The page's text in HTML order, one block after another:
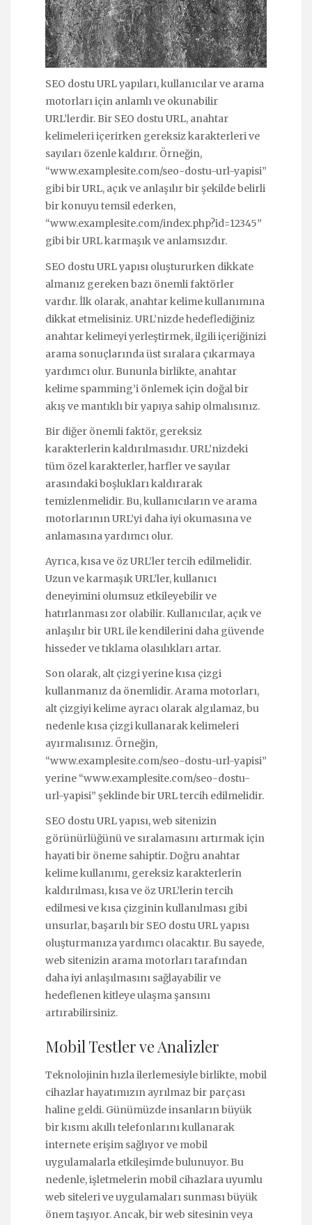
SEO dostu URL yapıları, kullanıcılar ve arama
motorları için anlamlı ve okunabilir
URL’lerdir. Bir SEO dostu URL, anahtar
kelimeleri içerirken gereksiz karakterleri ve
sayıları özenle kaldırır. Örneğin,
“www.examplesite.com/seo-dostu-url-yapisi”
gibi bir URL, açık ve anlaşılır bir şekilde belirli
bir konuyu temsil ederken,
“www.examplesite.com/index.php?id=12345”
gibi bir URL karmaşık ve anlamsızdır.
SEO dostu URL yapısı oluştururken dikkate
almanız gereken bazı önemli faktörler
vardır. İlk olarak, anahtar kelime kullanımına
dikkat etmelisiniz. URL’nizde hedeflediğiniz
anahtar kelimeyi yerleştirmek, ilgili içeriğinizi
arama sonuçlarında üst sıralara çıkarmaya
yardımcı olur. Bununla birlikte, anahtar
kelime spamming’i önlemek için doğal bir
akış ve mantıklı bir yapıya sahip olmalısınız.
Bir diğer önemli faktör, gereksiz
karakterlerin kaldırılmasıdır. URL’nizdeki
tüm özel karakterler, harfler ve sayılar
arasındaki boşlukları kaldırarak
temizlenmelidir. Bu, kullanıcıların ve arama
motorlarının URL’yi daha iyi okumasına ve
anlamasına yardımcı olur.
Ayrıca, kısa ve öz URL’ler tercih edilmelidir.
Uzun ve karmaşık URL’ler, kullanıcı
deneyimini olumsuz etkileyebilir ve
hatırlanması zor olabilir. Kullanıcılar, açık ve
anlaşılır bir URL ile kendilerini daha güvende
hisseder ve tıklama olasılıkları artar.
Son olarak, alt çizgi yerine kısa çizgi
kullanmanız da önemlidir. Arama motorları,
alt çizgiyi kelime ayracı olarak algılamaz, bu
nedenle kısa çizgi kullanarak kelimeleri
ayırmalısınız. Örneğin,
“www.examplesite.com/seo-dostu-url-yapisi”
yerine “www.examplesite.com/seo-dostu-
url-yapisi” şeklinde bir URL tercih edilmelidir.
SEO dostu URL yapısı, web sitenizin
görünürlüğünü ve sıralamasını artırmak için
hayati bir öneme sahiptir. Doğru anahtar
kelime kullanımı, gereksiz karakterlerin
kaldırılması, kısa ve öz URL’lerin tercih
edilmesi ve kısa çizginin kullanılması gibi
unsurlar, başarılı bir SEO dostu URL yapısı
oluşturmanıza yardımcı olacaktır. Bu sayede,
web sitenizin arama motorları tarafından
daha iyi anlaşılmasını sağlayabilir ve
hedeflenen kitleye ulaşma şansını
artırabilirsiniz.
Mobil Testler ve Analizler
Teknolojinin hızla ilerlemesiyle birlikte, mobil
cihazlar hayatımızın ayrılmaz bir parçası
haline geldi. Günümüzde insanların büyük
bir kısmı akıllı telefonlarını kullanarak
internete erişim sağlıyor ve mobil
uygulamalarla etkileşimde bulunuyor. Bu
nedenle, işletmelerin mobil cihazlara uyumlu
web siteleri ve uygulamaları sunması büyük
önem taşıyor. Ancak, bir web sitesinin veya